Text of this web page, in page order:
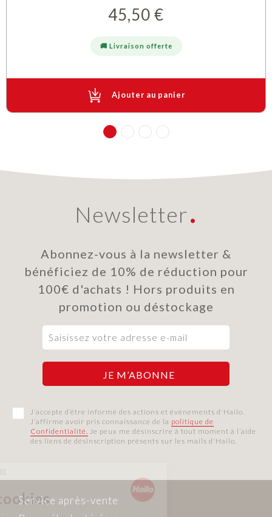
Prix
45,50 €
🚚 Livraison offerte
Ajouter au panier
Newsletter
Abonnez-vous à la newsletter &
bénéficiez de 10% de réduction pour
100€ d'achats ! Hors produits en
promotion ou déstockage
J’accepte d’être informé des actions et évènements d'Hailo.
J’affirme avoir pris connaissance de la politique de
Confidentialité.
Je peux me désinscrire à tout moment à l’aide
des liens de désinscription présents sur les mails d'Hailo.
Service après-vente
Hailo France
Gestion des cookies